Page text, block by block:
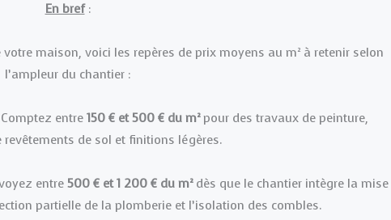
En bref:
maison, voici les repères de prix moyens au m² à retenir selon
l’ampleur du chantier :
Comptez entre 150 € et 500 € du m²pour des travaux de peinture,
revêtements de sol et finitions légères.
entre 500 € et 1 200 € du m²dès que le chantier intègre la mise
partielle de la plomberie et l’isolation des combles.